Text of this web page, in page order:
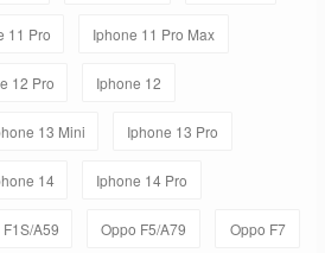
11 Pro Iphone 11 Pro Max
12 Pro Iphone 12
13 Mini Iphone 13 Pro
14 Iphone 14 Pro
A59 Oppo F5/A79 Oppo F7